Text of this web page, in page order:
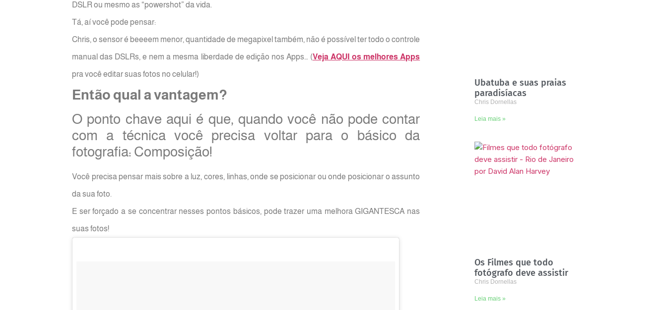
DSLR ou mesmo as “powershot” da vida.
Tá, aí você pode pensar:
Chris, o sensor é beeeem menor, quantidade de megapixel também, não é possível ter todo o controle
manual das DSLRs, e nem a mesma liberdade de edição nos Apps… (Veja AQUI os melhores Apps
pra você editar suas fotos no celular!)
Então qual a vantagem?
O ponto chave aqui é que, quando você não pode contar
com a técnica você precisa voltar para o básico da
fotografia: Composição!
Você precisa pensar mais sobre a luz, cores, linhas, onde se posicionar ou onde posicionar o assunto
da sua foto.
E ser forçado a se concentrar nesses pontos básicos, pode trazer uma melhora GIGANTESCA nas
suas fotos!
Ubatuba e suas praias
paradisíacas
Chris Dornellas
Leia mais »
Os Filmes que todo
fotógrafo deve assistir
Chris Dornellas
Leia mais »